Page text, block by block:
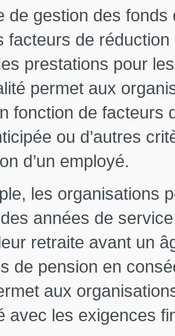
de gestion des
facteurs de
prestations pour
permet aux
fonction de facteurs
ou d’autres
d’un employé.
les organisations
années de
retraite avant un
de pension en
aux
avec les exigences